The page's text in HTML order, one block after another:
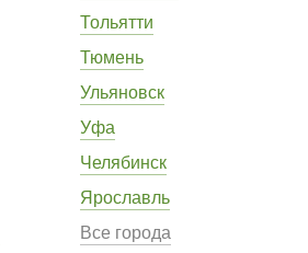
Тольятти
Тюмень
Ульяновск
Уфа
Челябинск
Ярославль
Все города